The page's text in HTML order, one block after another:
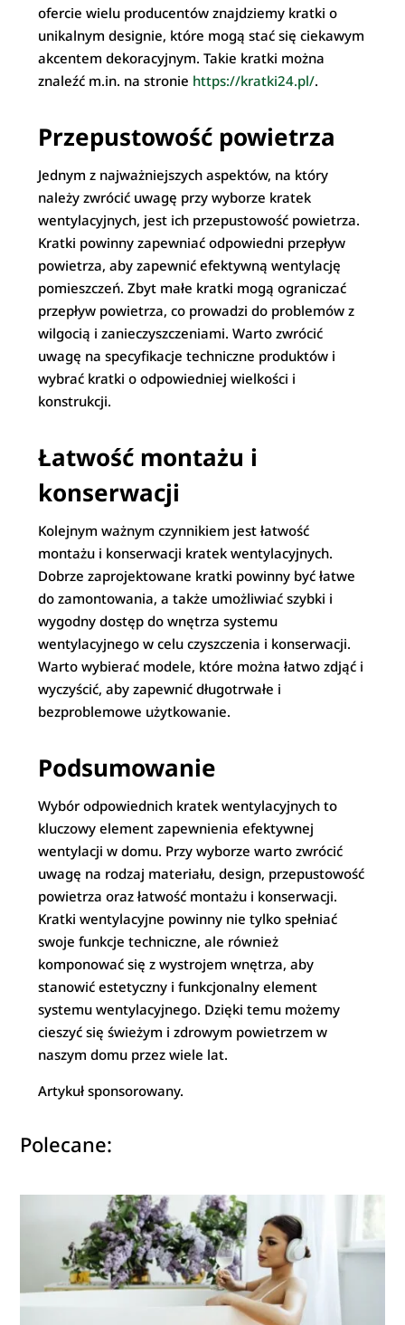
ofercie wielu producentów znajdziemy kratki o
unikalnym designie, które mogą stać się ciekawym
akcentem dekoracyjnym. Takie kratki można
znaleźć m.in. na stronie https://kratki24.pl/.
Przepustowość powietrza
Jednym z najważniejszych aspektów, na który
należy zwrócić uwagę przy wyborze kratek
wentylacyjnych, jest ich przepustowość powietrza.
Kratki powinny zapewniać odpowiedni przepływ
powietrza, aby zapewnić efektywną wentylację
pomieszczeń. Zbyt małe kratki mogą ograniczać
przepływ powietrza, co prowadzi do problemów z
wilgocią i zanieczyszczeniami. Warto zwrócić
uwagę na specyfikacje techniczne produktów i
wybrać kratki o odpowiedniej wielkości i
konstrukcji.
Łatwość montażu i
konserwacji
Kolejnym ważnym czynnikiem jest łatwość
montażu i konserwacji kratek wentylacyjnych.
Dobrze zaprojektowane kratki powinny być łatwe
do zamontowania, a także umożliwiać szybki i
wygodny dostęp do wnętrza systemu
wentylacyjnego w celu czyszczenia i konserwacji.
Warto wybierać modele, które można łatwo zdjąć i
wyczyścić, aby zapewnić długotrwałe i
bezproblemowe użytkowanie.
Podsumowanie
Wybór odpowiednich kratek wentylacyjnych to
kluczowy element zapewnienia efektywnej
wentylacji w domu. Przy wyborze warto zwrócić
uwagę na rodzaj materiału, design, przepustowość
powietrza oraz łatwość montażu i konserwacji.
Kratki wentylacyjne powinny nie tylko spełniać
swoje funkcje techniczne, ale również
komponować się z wystrojem wnętrza, aby
stanowić estetyczny i funkcjonalny element
systemu wentylacyjnego. Dzięki temu możemy
cieszyć się świeżym i zdrowym powietrzem w
naszym domu przez wiele lat.
Artykuł sponsorowany.
Polecane: